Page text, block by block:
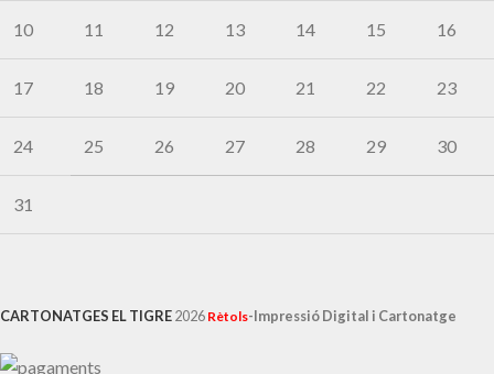
10 11 12 13 14 15 16
17 18 19 20 21 22 23
24 25 26 27 28 29 30
31
CARTONATGES EL TIGRE2026 Rètols-Impressió Digital i Cartonatge